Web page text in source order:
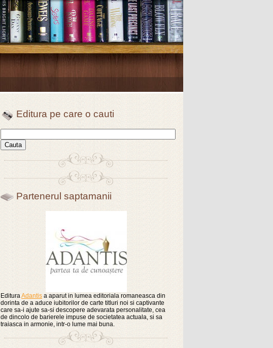
Editura pe care o cauti
Partenerul saptamanii
EdituraAdantis a aparut in lumea editoriala romaneasca din
dorinta de a aduce iubitorilor de carte titluri noi si captivante
care sa-i ajute sa-si descopere adevarata personalitate, cea
de dincolo de barierele impuse de societatea actuala, si sa
traiasca in armonie, intr-o lume mai buna.